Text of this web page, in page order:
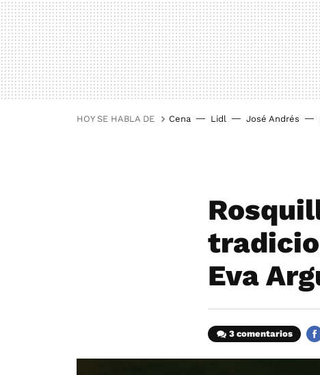
HOY SE HABLA DE Cena Lidl José Andrés
Eva
3 comentarios